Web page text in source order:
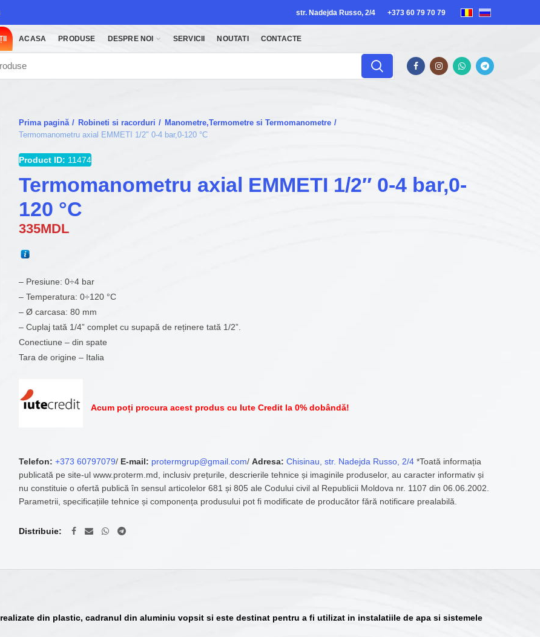
str. Nadejda Russo, 2/4 +373 60 79 70 79
ACASA PRODUSE DESPRE NOI SERVICII NOUTATI CONTACTE
Prima pagină Robineti si racorduri
Manometre,Termometre si Termomanometre
Termomanometru axial EMMETI 1/2″ 0-4 bar,0-120 °C
Product ID: 11474
Termomanometru axial EMMETI 1/2″ 0-4 bar,0-
120 °C
335MDL
– Presiune: 0÷4 bar
– Temperatura: 0÷120 °C
– Ø carcasa: 80 mm
– Cuplaj tată 1/4” complet cu supapă de reținere tată 1/2”.
Conectiune – din spate
Tara de origine – Italia
Acum poți procura acest produs cu Iute Credit la 0% dobândă!
Telefon: +373 60797079/ E-mail: protermgrup@gmail.com/Adresa: Chisinau, str. Nadejda Russo, 2/4 *Toată informația
publicată pe site-ul www.proterm.md, inclusiv prețurile, descrierile tehnice și imaginile produselor, au caracter informativ și
nu constituie o ofertă publică în sensul articolelor 681 și 805 ale Codului civil al Republicii Moldova nr. 1107 din 06.06.2002.
Parametrii, specificațiile tehnice și componența produsului pot fi modificate de producător fără notificare prealabilă.
Distribuie
din plastic, cadranul din aluminiu vopsit si este destinat pentru a fi utilizat in instalatiile de apa si sistemele